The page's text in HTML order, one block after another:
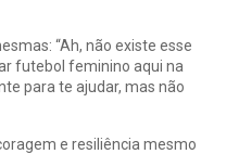
“Ah, não existe esse
futebol feminino aqui na
para te ajudar, mas não
e resiliência mesmo